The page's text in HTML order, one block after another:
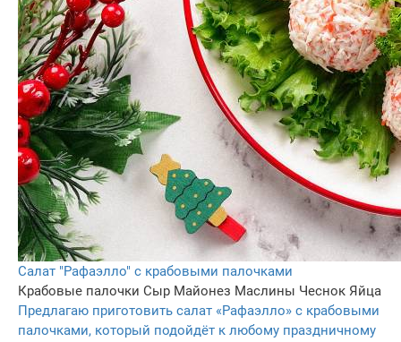
Салат "Рафаэлло" с крабовыми палочками
Крабовые палочки Сыр Майонез Маслины Чеснок Яйца
Предлагаю приготовить салат «Рафаэлло» с крабовыми
палочками, который подойдёт к любому праздничному